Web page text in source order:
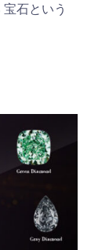
石という